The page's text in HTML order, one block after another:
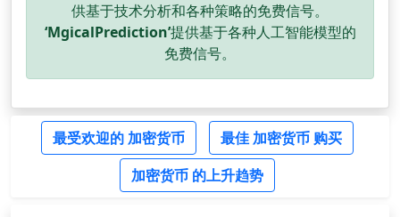
供基于技术分析和各种策略的免费信号。
‘MgicalPrediction’提供基于各种人工智能模型的
免费信号。
最受欢迎的 加密货币
最佳 加密货币 购买
加密货币 的上升趋势